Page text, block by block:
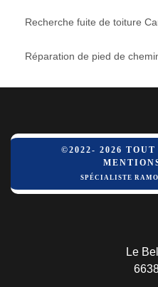
Recherche fuite de toiture
Réparation de pied de
©2022- 2026
SPÉCIALISTE
Le